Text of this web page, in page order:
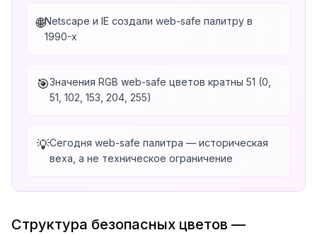
🌐Netscape и IE создали web-safe палитру в
1990-х
🎯Значения RGB web-safe цветов кратны 51 (0,
51, 102, 153, 204, 255)
💡Сегодня web-safe палитра — историческая
веха, а не техническое ограничение
Структура безопасных цветов —